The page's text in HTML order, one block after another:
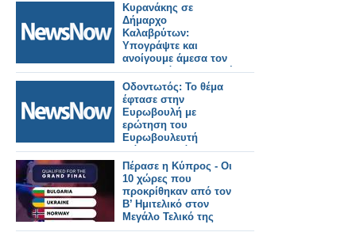
Κυρανάκης σε
Δήμαρχο
Καλαβρύτων:
Υπογράψτε και
ανοίγουμε άμεσα τον
Οδοντωτό – Επιστολή
στο ΤΕΕ που
καθυστερεί τη μελέτη.
Οδοντωτός: Το θέμα
έφτασε στην
Ευρωβουλή με
ερώτηση του
Ευρωβουλευτή
Γιάννη Μανιάτη.
Πέρασε η Κύπρος - Οι
10 χώρες που
προκρίθηκαν από τον
Β’ Ημιτελικό στον
Μεγάλο Τελικό της
Eurovision 2026!